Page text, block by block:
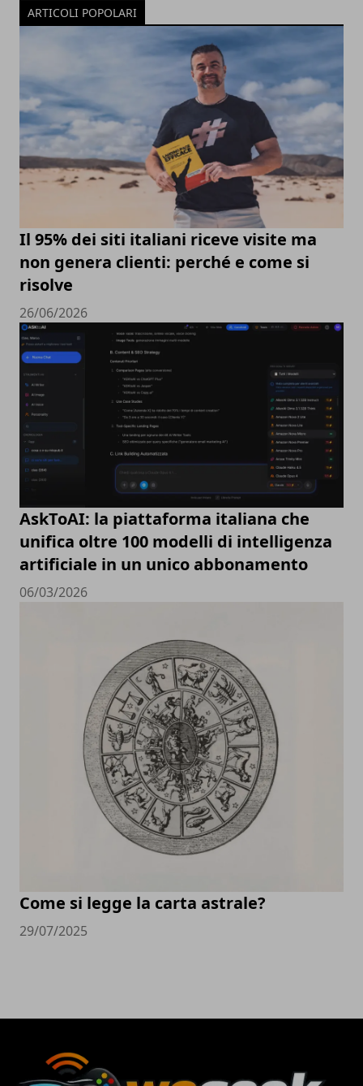
ARTICOLI POPOLARI
Il 95% dei siti italiani riceve visite ma
non genera clienti: perché e come si
risolve
26/06/2026
AskToAI: la piattaforma italiana che
unifica oltre 100 modelli di intelligenza
artificiale in un unico abbonamento
06/03/2026
Come si legge la carta astrale?
29/07/2025